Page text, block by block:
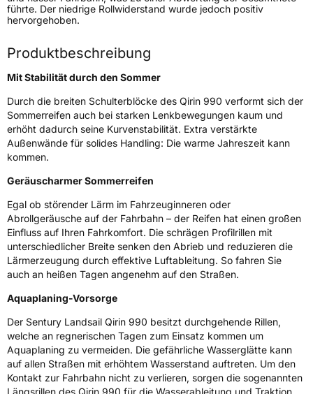
VerwendungSommerreifen
ModellnameQirin 990
Fahrzeugart
PKW & SUV
Schlauchtyp TL
ZustandNeureifen
VerstärktXL
EU Label
EffizienzB
Rollgeräusch (Klasse)B
Rollgeräusch (dB)70
FahrzeugklasseC1
führte. Der niedrige Rollwiderstand wurde jedoch positiv
hervorgehoben.
Produktbeschreibung
Mit Stabilität durch den Sommer
Durch die breiten Schulterblöcke des Qirin 990 verformt sich der
Sommerreifen auch bei starken Lenkbewegungen kaum und
erhöht dadurch seine Kurvenstabilität. Extra verstärkte
Außenwände für solides Handling: Die warme Jahreszeit kann
kommen.
Geräuscharmer Sommerreifen
Egal ob störender Lärm im Fahrzeuginneren oder
Abrollgeräusche auf der Fahrbahn – der Reifen hat einen großen
Einfluss auf Ihren Fahrkomfort. Die schrägen Profilrillen mit
unterschiedlicher Breite senken den Abrieb und reduzieren die
Lärmerzeugung durch effektive Luftableitung. So fahren Sie
auch an heißen Tagen angenehm auf den Straßen.
Aquaplaning-Vorsorge
Der Sentury Landsail Qirin 990 besitzt durchgehende Rillen,
welche an regnerischen Tagen zum Einsatz kommen um
Aquaplaning zu vermeiden. Die gefährliche Wasserglätte kann
auf allen Straßen mit erhöhtem Wasserstand auftreten. Um den
Kontakt zur Fahrbahn nicht zu verlieren, sorgen die sogenannten